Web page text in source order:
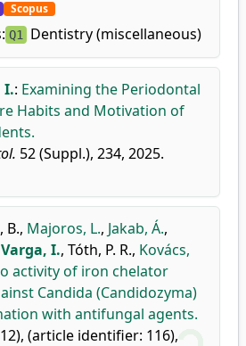
Scopus
Q1 Dentistry (miscellaneous)
I.: Examining the Periodontal
Habits and Motivation of
52 (Suppl.), 234, 2025.
B., Majoros, L., Jakab, Á.,
Varga, I., Tóth, P. R., Kovács,
activity of iron chelator
Candida (Candidozyma)
with antifungal agents.
(article identifier: 116),